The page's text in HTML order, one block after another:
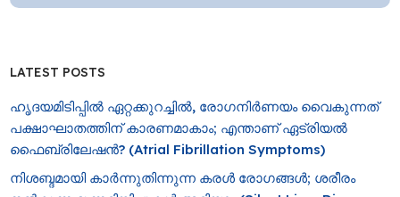
LATEST POSTS
ഹൃദയമിടിപ്പിൽ ഏറ്റക്കുറച്ചിൽ, രോ​ഗനിർണയം വൈകുന്നത്
പക്ഷാഘാതത്തിന് കാരണമാകാം; എന്താണ് ഏട്രിയൽ
ഫൈബ്രിലേഷൻ? (Atrial Fibrillation Symptoms)
നിശബ്ദമായി കാർന്നുതിന്നുന്ന കരൾ രോഗങ്ങൾ; ശരീരം